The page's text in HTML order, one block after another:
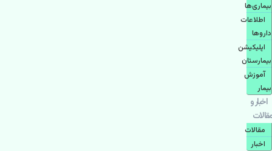
بیماری‌ها
اطلاعات
دارو‌ها
اپليكيشن
بيمارستان
آموزش
بیمار
اخبار و
مقالات
مقالات
اخبار